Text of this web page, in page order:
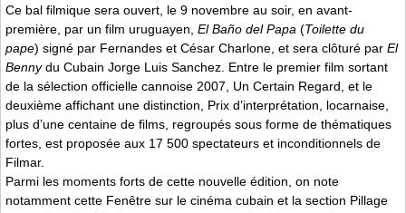
Ce bal filmique sera ouvert, le 9 novembre au soir, en avant-
première, par un film uruguayen, El Baño del Papa (Toilette du
pape) signé par Fernandes et César Charlone, et sera clôturé par El
Bennydu Cubain Jorge Luis Sanchez. Entre le premier film sortant
de la sélection officielle cannoise 2007, Un Certain Regard, et le
deuxième affichant une distinction, Prix d’interprétation, locarnaise,
plus d’une centaine de films, regroupés sous forme de thématiques
fortes, est proposée aux 17 500 spectateurs et inconditionnels de
Filmar.
Parmi les moments forts de cette nouvelle édition, on note
notamment cette Fenêtre sur le cinéma cubain et la section Pillage